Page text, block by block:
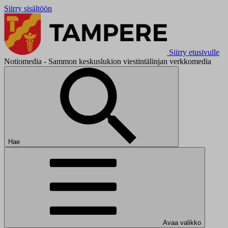
Siirry sisältöön
Siirry etusivulle
Notiomedia - Sammon keskuslukion viestintälinjan verkkomedia
Hae
Avaa valikko